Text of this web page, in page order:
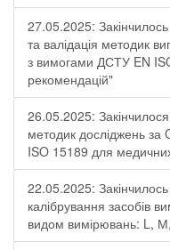
27.05.2025:
та валідація методик
з вимогами ДСТУ EN
рекомендацій"
26.05.2025:
методик досліджень за
ISO 15189 для
22.05.2025:
калібрування засобів
видом вимірювань: L,